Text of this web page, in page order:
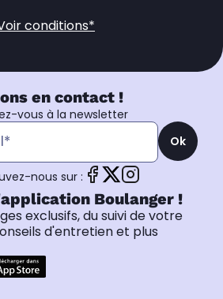
conditions*
en contact !
vous à la newsletter
Ok
nous sur :
Boulanger !
exclusifs, du suivi de votre
d'entretien et plus